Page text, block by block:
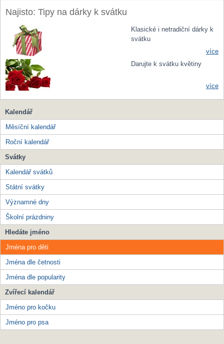
Najisto: Tipy na dárky k svátku
Klasické i netradiční dárky k
svátku
více
Darujte k svátku květiny
více
Kalendář
Měsíční kalendář
Roční kalendář
Svátky
Kalendář svátků
Státní svátky
Významné dny
Školní prázdniny
Hledáte jméno
Jména pro děti
Jména dle četnosti
Jména dle popularity
Zvířecí kalendář
Jméno pro kočku
Jméno pro psa